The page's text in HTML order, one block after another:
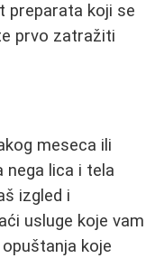
preparata koji se
prvo zatražiti
meseca ili
nega lica i tela
izgled i
usluge koje vam
koje